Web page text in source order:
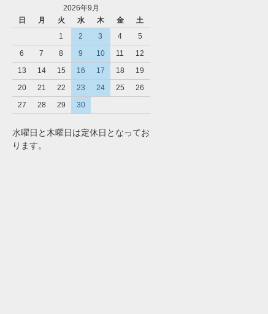
2026年9月
日
月 火 水 木 金
土
1
2 3 4
5
6
7 8 9 10 11
12
13
14 15 16 17 18
19
20
21 22 23 24 25
26
27
28 29 30
水曜日と木曜日は定休日となってお
ります。